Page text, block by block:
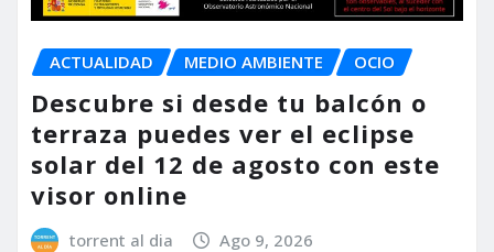
ACTUALIDAD MEDIO AMBIENTE OCIO
Descubre si desde tu balcón o
terraza puedes ver el eclipse
solar del 12 de agosto con este
visor online
torrent al dia Ago 9, 2026